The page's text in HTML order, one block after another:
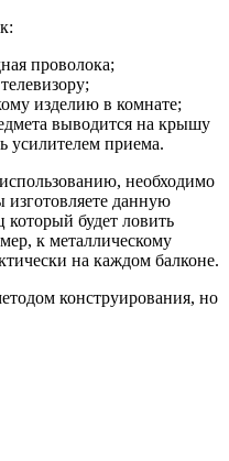
проволока;
изделию в комнате;
выводится на крышу
усилителем приема.
необходимо
изготовляете данную
который будет ловить
к металлическому
на каждом балконе.
конструирования, но